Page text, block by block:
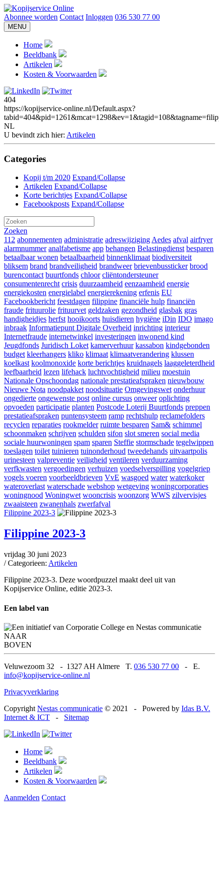
Abonnee worden Contact Inloggen 036 530 77 00
MENU
Home
Beeldbank
Artikelen
Kosten & Voorwaarden
404
https://kopijservice-online.nl/Default.aspx?
NL
U bevindt zich hier: Artikelen
Categories
Kopij t/m 2020 Expand/Collapse
Artikelen Expand/Collapse
Korte berichtjes Expand/Collapse
Facebookposts Expand/Collapse
Zoeken
112 abonnementen administratie adreswijzigingAedes afval airfryer
alarmnummer analfabetisme app behangen Belastingdienst besparen
betaalbaar wonen betaalbaarheid binnenklimaat biodiversiteit
bliksem brand brandveiligheid brandweer brievenbussticker brood
burencontact buurtfonds chloor cliëntondersteuner
consumentenrecht crisis duurzaamheid eenzaamheid energie
energiekosten energielabel energierekening erfenis EU
Facebookbericht feestdagen filippine financiële hulp financiën
fraude frituurolie frituurvet geldzaken gezondheid glasbak gras
handigheidjes herfst hooikoorts huisdieren hygiëne iDin IDO imago
inbraak Informatiepunt Digitale Overheid inrichting interieur
Internetfraude internetwinkel investeringen inwonend kind
Jeugdfonds Juridisch Loket kamerverhuur kassabon kindgebonden
budget kleerhangers kliko klimaat klimaatverandering klussen
koelkast koolmonoxide korte berichtjes kruidnagels laaggeleterdheid
leefbaarheid lezen lifehack luchtvochtigheid milieu moestuin
Nationale Opschoondag nationale prestatieafspraken nieuwbouw
Nieuwe Nota noodpakket noodsituatie Omgevingswet onderhuur
ongedierte ongewenste post online cursus onweer oplichting
opvoeden participatie planten Postcode Loterij Buurtfonds preppen
prestatieafspraken puntensysteem ramp rechtshulp reclamefolders
recyclen reparaties rookmelder ruimte besparen Sam& schimmel
schoonmaken schrijven schulden sifon slot smeren social media
sociale huurwoningen spam sparen Steffie stormschade tegelwippen
toeslagen toilet tuinieren tuinonderhoud tweedehands uitvaartpolis
urinesteen valpreventie veiligheid ventileren verduurzaming
verfkwasten vergoedingen verhuizen voedselverspilling vogelgriep
vogels voeren voorbeeldbrieven VvE wasgoed water waterkoker
wateroverlast waterschade webshop wetgeving woningcorporaties
woningnood Woningwet wooncrisis woonzorg WWS zilvervisjes
zwaaisteen zwanenhals zwerfafval
Filippine 2023-3
Filippine 2023-3
vrijdag 30 juni 2023
/ Categorieen: Artikelen
Filippine 2023-3. Deze woordpuzzel maakt deel uit van
Kopijservice Online, editie 2023-3.
Een label van
NAAR
BOVEN
Veluwezoom 32 - 1327 AH Almere T. 036 530 77 00 - E.
info@kopijservice-online.nl
Privacyverklaring
Copyright Nestas communicatie © 2021 - Powered by Idas B.V.
Internet & ICT
- Sitemap
Home
Beeldbank
Artikelen
Kosten & Voorwaarden
Aanmelden Contact